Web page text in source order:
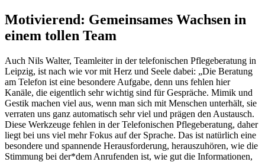
Motivierend: Gemeinsames Wachsen in
einem tollen Team
Auch Nils Walter, Teamleiter in der telefonischen Pflegeberatung in
Leipzig, ist nach wie vor mit Herz und Seele dabei: „Die Beratung
am Telefon ist eine besondere Aufgabe, denn uns fehlen hier
Kanäle, die eigentlich sehr wichtig sind für Gespräche. Mimik und
Gestik machen viel aus, wenn man sich mit Menschen unterhält, sie
verraten uns ganz automatisch sehr viel und prägen den Austausch.
Diese Werkzeuge fehlen in der Telefonischen Pflegeberatung, daher
liegt bei uns viel mehr Fokus auf der Sprache. Das ist natürlich eine
besondere und spannende Herausforderung, herauszuhören, wie die
Stimmung bei der*dem Anrufenden ist, wie gut die Informationen,